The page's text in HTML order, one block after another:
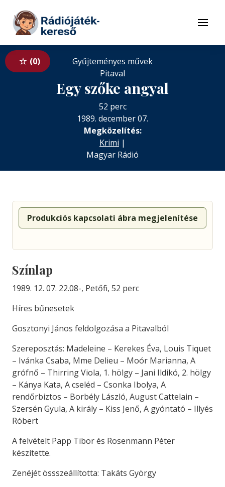
Tovább a tartalomhoz
Menü
0
Gyűjteményes művek
Pitaval
Egy szőke angyal
52 perc
1989. december 07.
Megközelítés:
Krimi |
Magyar Rádió
Produkciós kapcsolati ábra megjelenítése
Színlap
1989. 12. 07. 22.08-, Petőfi, 52 perc
Híres bűnesetek
Gosztonyi János feldolgozása a Pitavalból
Szereposztás: Madeleine – Kerekes Éva, Louis Tiquet
– Ivánka Csaba, Mme Delieu – Moór Marianna, A
grófnő – Thirring Viola, 1. hölgy – Jani Ildikó, 2. hölgy
– Kánya Kata, A cseléd – Csonka Ibolya, A
rendőrbiztos – Borbély László, August Cattelain –
Szersén Gyula, A király – Kiss Jenő, A gyóntató – Illyés
Róbert
A felvételt Papp Tibor és Rosenmann Péter
készítette.
Zenéjét össszeállította: Takáts György